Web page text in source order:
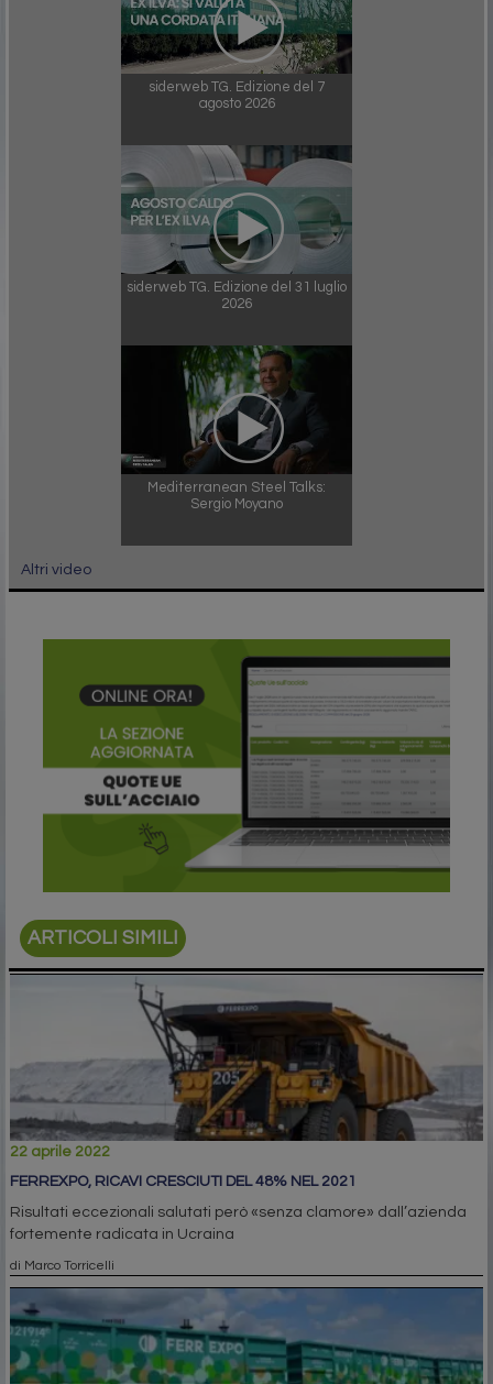
siderweb TG. Edizione del 7
agosto 2026
siderweb TG. Edizione del 31 luglio
2026
Mediterranean Steel Talks:
Sergio Moyano
Altri video
ARTICOLI SIMILI
22 aprile 2022
FERREXPO, RICAVI CRESCIUTI DEL 48% NEL 2021
Risultati eccezionali salutati però «senza clamore» dall’azienda
fortemente radicata in Ucraina
di Marco Torricelli